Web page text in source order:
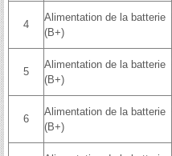
4
Alimentation de la batterie
(B+)
5
Alimentation de la batterie
(B+)
6
Alimentation de la batterie
(B+)